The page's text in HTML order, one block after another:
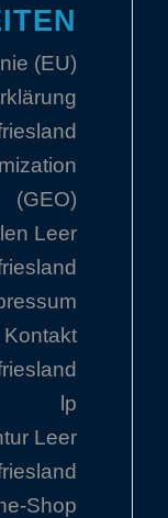
(EU)
(GEO)
Leer
Kontakt
lp
Leer
Shop